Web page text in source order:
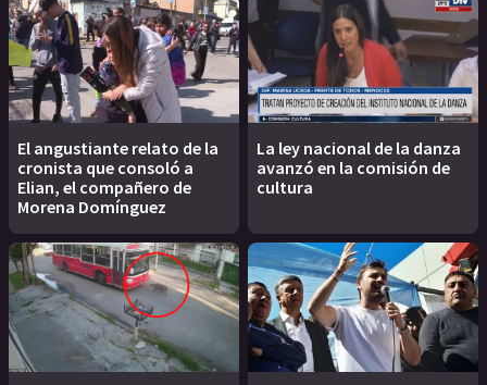
El angustiante relato de la
cronista que consoló a
Elian, el compañero de
Morena Domínguez
La ley nacional de la danza
avanzó en la comisión de
cultura